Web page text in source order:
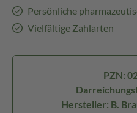
Persönliche
Vielfältige Zahlarten
PZN:
Hersteller: B.